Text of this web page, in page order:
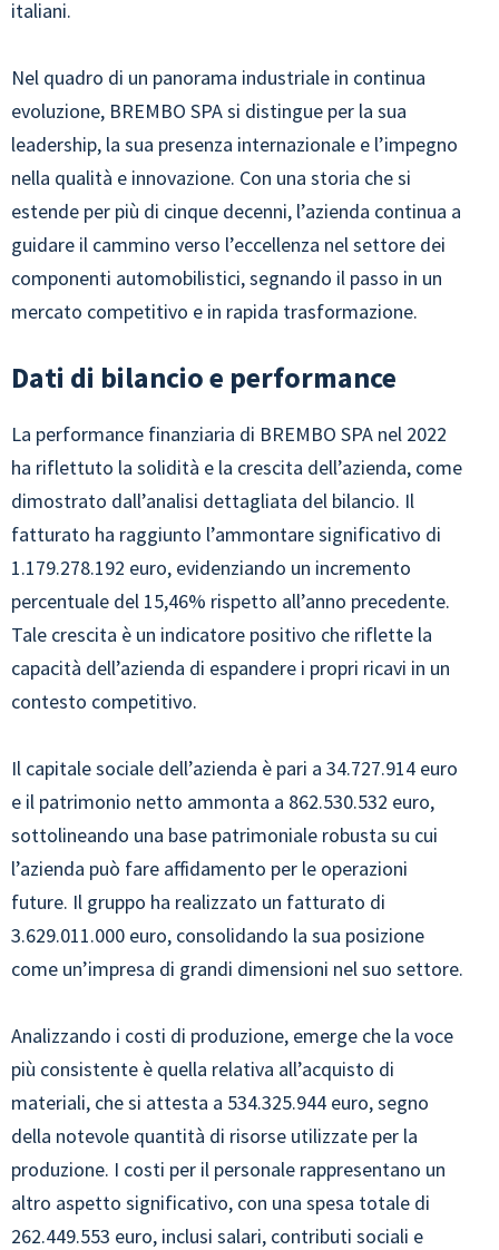
italiani.
Nel quadro di un panorama industriale in continua
evoluzione, BREMBO SPA si distingue per la sua
leadership, la sua presenza internazionale e l’impegno
nella qualità e innovazione. Con una storia che si
estende per più di cinque decenni, l’azienda continua a
guidare il cammino verso l’eccellenza nel settore dei
componenti automobilistici, segnando il passo in un
mercato competitivo e in rapida trasformazione.
Dati di bilancio e performance
La performance finanziaria di BREMBO SPA nel 2022
ha riflettuto la solidità e la crescita dell’azienda, come
dimostrato dall’analisi dettagliata del bilancio. Il
fatturato ha raggiunto l’ammontare significativo di
1.179.278.192 euro, evidenziando un incremento
percentuale del 15,46% rispetto all’anno precedente.
Tale crescita è un indicatore positivo che riflette la
capacità dell’azienda di espandere i propri ricavi in un
contesto competitivo.
Il capitale sociale dell’azienda è pari a 34.727.914 euro
e il patrimonio netto ammonta a 862.530.532 euro,
sottolineando una base patrimoniale robusta su cui
l’azienda può fare affidamento per le operazioni
future. Il gruppo ha realizzato un fatturato di
3.629.011.000 euro, consolidando la sua posizione
come un’impresa di grandi dimensioni nel suo settore.
Analizzando i costi di produzione, emerge che la voce
più consistente è quella relativa all’acquisto di
materiali, che si attesta a 534.325.944 euro, segno
della notevole quantità di risorse utilizzate per la
produzione. I costi per il personale rappresentano un
altro aspetto significativo, con una spesa totale di
262.449.553 euro, inclusi salari, contributi sociali e